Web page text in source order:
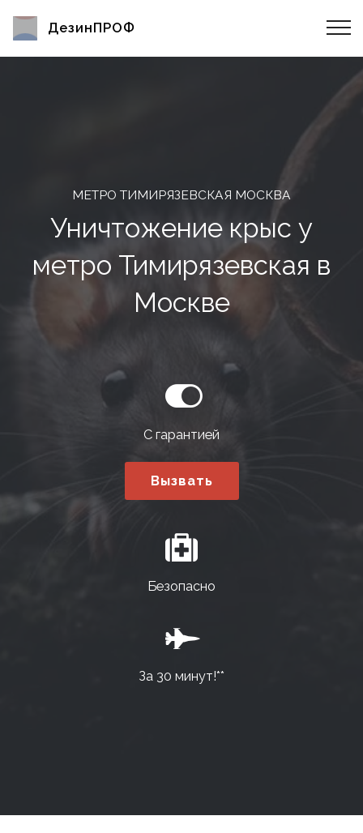
ДезинПРОФ
МЕТРО ТИМИРЯЗЕВСКАЯ МОСКВА
Уничтожение крыс у
метро Тимирязевская в
Москве
С гарантией
Вызвать
Безопасно
За 30 минут!**